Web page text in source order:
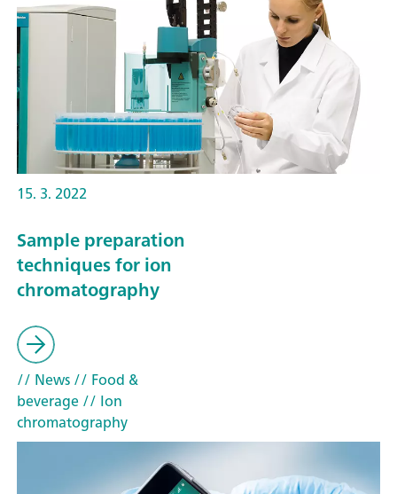
15. 3. 2022
Sample preparation
techniques for ion
chromatography
// News// Food &
beverage// Ion
chromatography